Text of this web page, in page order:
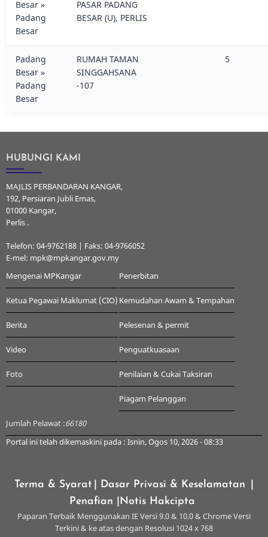
Besar »
Padang
Besar
PASAR PADANG
BESAR (U), PERLIS
Padang
Besar »
Padang
Besar
RUMAH TAMAN
SINGGAHSANA
-107
5
HUBUNGI KAMI
MAJLIS PERBANDARAN KANGAR,
192, Persiaran Jubli Emas,
01000 Kangar,
Perlis .
Telefon: 04-9762188 | Faks: 04-9766052
E-mel: mpk@mpkangar.gov.my
Mengenai MPKangar
Ketua Pegawai Maklumat (CIO)
Berita
Video
Foto
Penerbitan
Kemudahan Awam & Tempahan
Pelesenan & permit
Penguatkuasaan
Penilaian & Cukai Taksiran
Piagam Pelanggan
Jumlah Pelawat :66180
Portal ini telah dikemaskini pada : Isnin, Ogos 10, 2026 - 08:33
Terma & Syarat | Dasar Privasi & Keselamatan
Penafian
|Notis Hakcipta
Paparan Terbaik Menggunakan IE Versi 9.0 & 10.0 & Chrome Versi
Terkini & ke atas dengan Resolusi 1024 x 768